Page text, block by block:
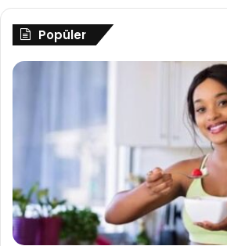
Popüler